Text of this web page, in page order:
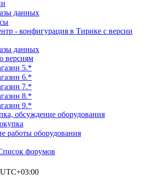
данных
- конфигурация в Тирике с версии
данных
версиям
5.*
6.*
7.*
8.*
9.*
обсуждение оборудования
работы оборудования
форумов
UTC+03:00